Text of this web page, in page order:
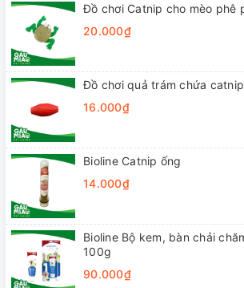
Đồ chơi Catnip cho mèo phê
20.000₫
Đồ chơi quả trám chứa catnip
16.000₫
Bioline Catnip ống
14.000₫
Bioline Bộ kem, bàn chải
100g
90.000₫